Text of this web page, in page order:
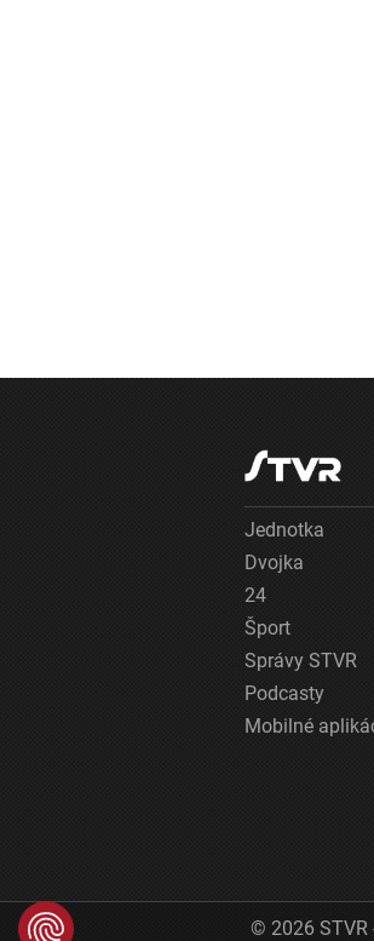
Jednotka
Dvojka
24
Šport
Správy STVR
Podcasty
Mobilné
© 2026 STVR